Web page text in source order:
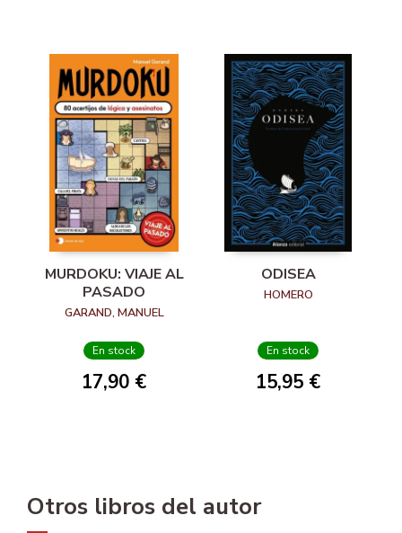
MURDOKU: VIAJE AL
PASADO
GARAND, MANUEL
En stock
17,90 €
ODISEA
HOMERO
En stock
15,95 €
Otros libros del autor